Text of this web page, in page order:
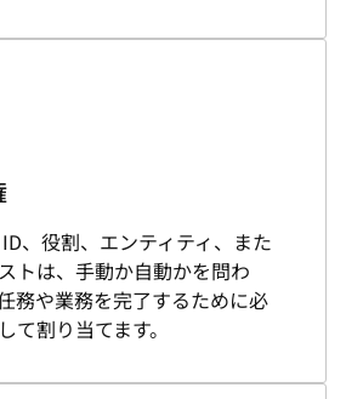
、役割、エンティティ、また
トは、手動か自動かを問わ
務や業務を完了するために必
て割り当てます。